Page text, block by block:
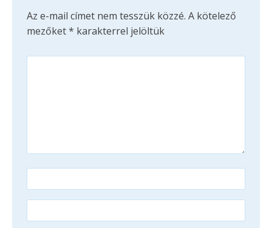
Az e-mail címet nem tesszük közzé. A kötelező
mezőket* karakterrel jelöltük